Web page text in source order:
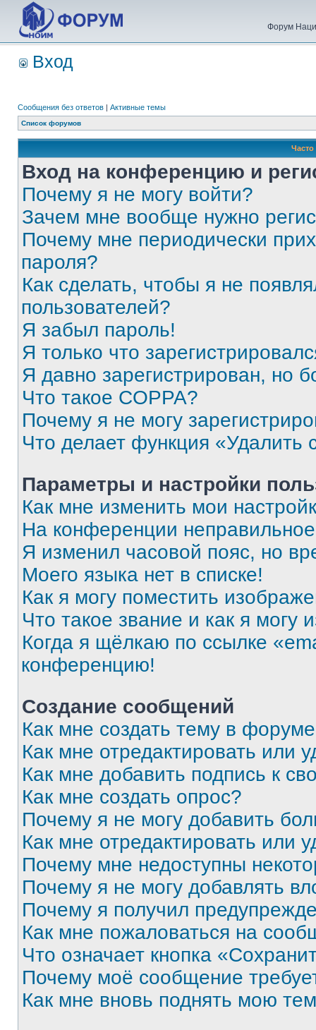
Форум
Вход
Сообщения без ответов | Активные темы
Список форумов
Вход на конференцию и
Почему я не могу войти?
Зачем мне вообще нужно
Почему мне периодически
пароля?
Как сделать, чтобы я не
пользователей?
Я забыл пароль!
Я только что
Я давно зарегистрирован, но
Что такое COPPA?
Почему я не могу
Что делает функция «Удалить
Параметры и настройки
Как мне изменить мои
На конференции
Я изменил часовой пояс, но
Моего языка нет в списке!
Как я могу поместить
Что такое звание и как я могу
Когда я щёлкаю по ссылке
конференцию!
Создание сообщений
Как мне создать тему в
Как мне отредактировать или
Как мне добавить подпись к
Как мне создать опрос?
Почему я не могу добавить
Как мне отредактировать или
Почему мне недоступны
Почему я не могу добавлять
Почему я получил
Как мне пожаловаться на
Что означает кнопка
Почему моё сообщение
Как мне вновь поднять мою